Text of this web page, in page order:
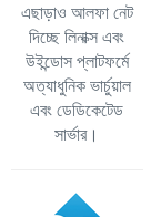
এছাড়াও আলফা নেট
দিচ্ছে লিনাক্স এবং
উইন্ডোস প্লাটফর্মে
অত্যাধুনিক ভার্চুয়াল
এবং ডেডিকেটেড
সার্ভার।